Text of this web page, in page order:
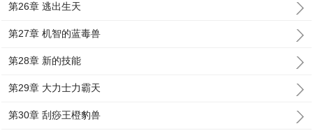
第26章 逃出生天
第27章 机智的蓝毒兽
第28章 新的技能
第29章 大力士力霸天
第30章 刮痧王橙豹兽